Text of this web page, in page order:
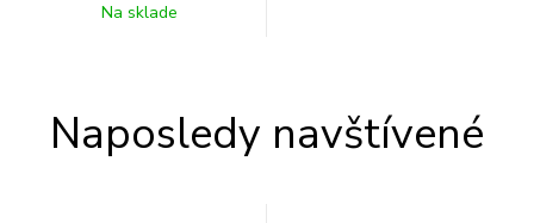
Na sklade
Naposledy navštívené